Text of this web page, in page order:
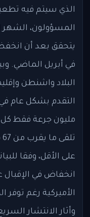
المسؤولون، الشهر
يتحقق بعد أن
التقدم بشكل عام في
مليون جرعة فقط كل
على الأقل، وفقا
انخفاض في الإقبال
الأميركية رغم
وأثار الانتشار